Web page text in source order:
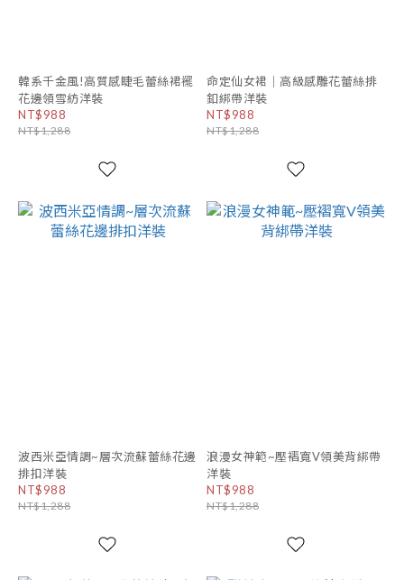
韓系千金風!高質感睫毛蕾絲裙襬
花邊領雪紡洋裝
NT$988
NT$1,288
命定仙女裙｜高級感雕花蕾絲排
釦綁帶洋裝
NT$988
NT$1,288
波西米亞情調~層次流蘇蕾絲花邊
排扣洋裝
NT$988
NT$1,288
浪漫女神範~壓褶寬V領美背綁帶
洋裝
NT$988
NT$1,288